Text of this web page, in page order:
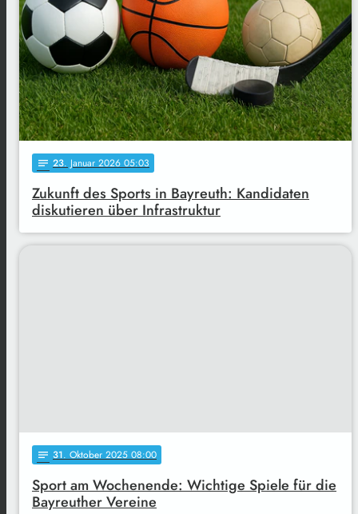
notes 23. Januar 2026 05:03
Zukunft des Sports in Bayreuth: Kandidaten
diskutieren über Infrastruktur
notes 31. Oktober 2025 08:00
Sport am Wochenende: Wichtige Spiele für die
Bayreuther Vereine